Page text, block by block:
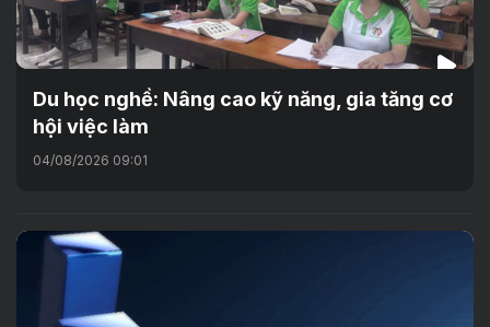
Du học nghề: Nâng cao kỹ năng, gia tăng cơ
hội việc làm
04/08/2026 09:01